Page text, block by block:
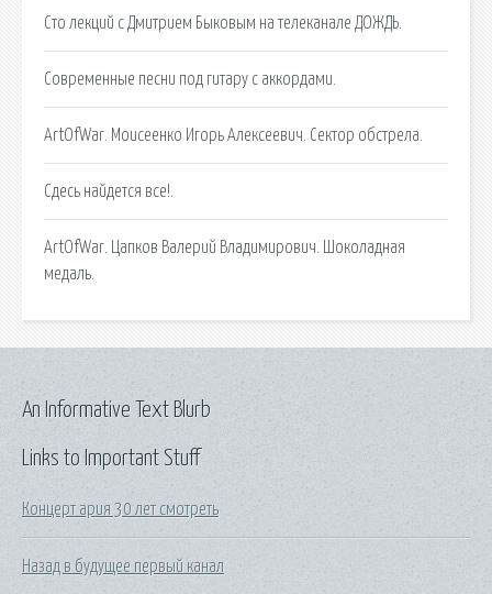
Сто лекций с Дмитрием Быковым на телеканале ДОЖДЬ.
Современные песни под гитару с аккордами.
ArtOfWar. Моисеенко Игорь Алексеевич. Сектор обстрела.
Сдесь найдется все!.
ArtOfWar. Цапков Валерий Владимирович. Шоколадная
медаль.
Links to Important Stuff
Концерт ария 30 лет смотреть
Назад в будущее первый канал
An Informative Text Blurb